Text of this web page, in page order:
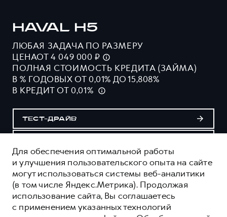
HAVAL H5
ЛЮБАЯ ЗАДАЧА ПО РАЗМЕРУ
ЦЕНАОТ 4 049 000 ₽
ПОЛНАЯ СТОИМОСТЬ КРЕДИТА (ЗАЙМА)
В % ГОДОВЫХ ОТ 0,01% ДО 15,808%
В КРЕДИТ ОТ 0,01%
ТЕСТ-ДРАЙВ
ОЦЕНИВАЙТЕ СВОИ ФИНАНСОВЫЕ
ВОЗМОЖНОСТИ И РИСКИ
ИЗУЧИТЕ ВСЕ УСЛОВИЯ КРЕДИТА (ЗАЙМА) НА
САЙТЕ:
Для обеспечения оптимальной работы
и улучшения пользовательского опыта на сайте
могут использоваться системы веб-аналитики
(в том числе Яндекс.Метрика). Продолжая
использование сайта, Вы соглашаетесь
с применением указанных технологий